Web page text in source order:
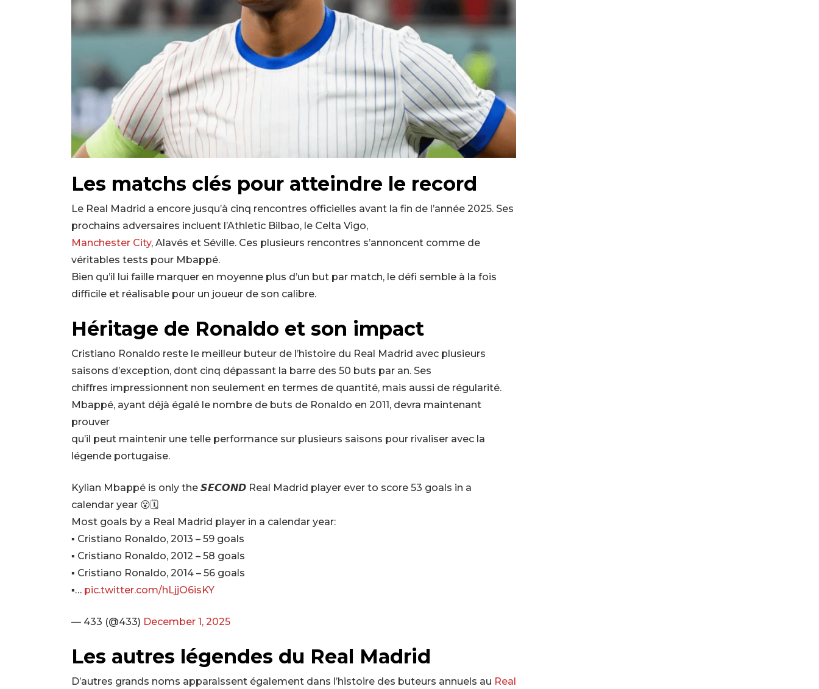
Les matchs clés pour atteindre le record
Le Real Madrid a encore jusqu’à cinq rencontres officielles avant la fin de l’année 2025. Ses
prochains adversaires incluent l’Athletic Bilbao, le Celta Vigo,
Manchester City, Alavés et Séville. Ces plusieurs rencontres s’annoncent comme de
véritables tests pour Mbappé.
Bien qu’il lui faille marquer en moyenne plus d’un but par match, le défi semble à la fois
difficile et réalisable pour un joueur de son calibre.
Héritage de Ronaldo et son impact
Cristiano Ronaldo reste le meilleur buteur de l’histoire du Real Madrid avec plusieurs
saisons d’exception, dont cinq dépassant la barre des 50 buts par an. Ses
chiffres impressionnent non seulement en termes de quantité, mais aussi de régularité.
Mbappé, ayant déjà égalé le nombre de buts de Ronaldo en 2011, devra maintenant
prouver
qu’il peut maintenir une telle performance sur plusieurs saisons pour rivaliser avec la
légende portugaise.
Kylian Mbappé is only the 𝙎𝙀𝘾𝙊𝙉𝘿 Real Madrid player ever to score 53 goals in a
calendar year 😮🗓️
Most goals by a Real Madrid player in a calendar year:
▪️ Cristiano Ronaldo, 2013 – 59 goals
▪️ Cristiano Ronaldo, 2012 – 58 goals
▪️ Cristiano Ronaldo, 2014 – 56 goals
▪️… pic.twitter.com/hLjjO6isKY
— 433 (@433) December 1, 2025
Les autres légendes du Real Madrid
D’autres grands noms apparaissent également dans l’histoire des buteurs annuels au Real